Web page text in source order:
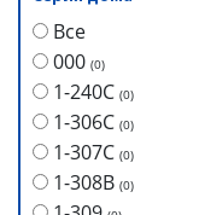
Все
000 (0)
1-240С (0)
1-306С (0)
1-307С (0)
1-308В (0)